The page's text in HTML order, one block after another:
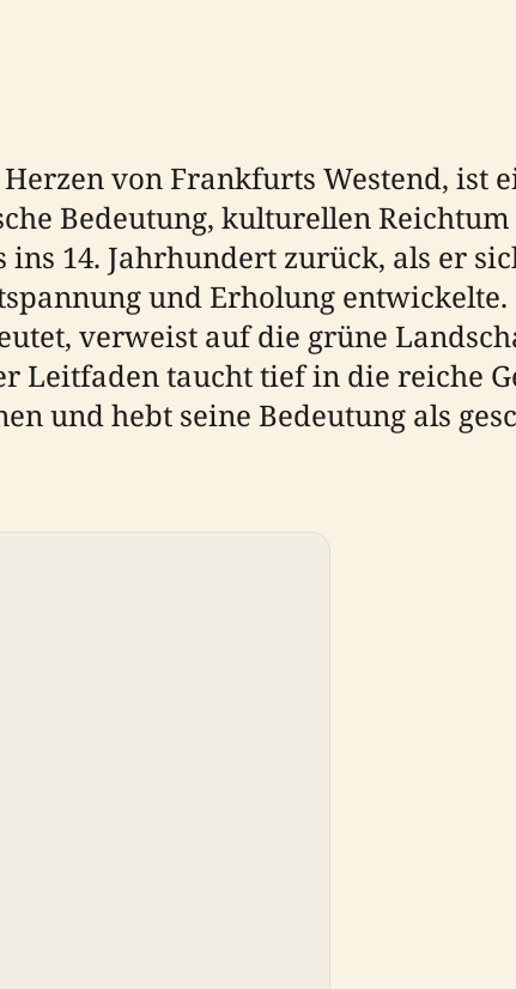
von Frankfurts Westend, ist
Bedeutung, kulturellen
14. Jahrhundert zurück, als er
und Erholung
verweist auf die grüne
Leitfaden taucht tief in die reiche
und hebt seine Bedeutung als